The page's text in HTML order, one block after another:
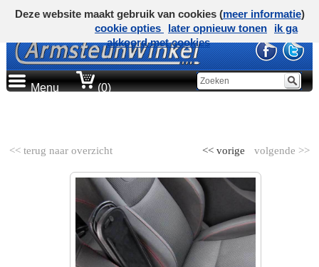
Menu (0)
<< terug naar overzicht volgende >>
<< vorige
Deze website maakt gebruik van cookies (meer informatie)
cookie opties
later opnieuw tonen
ik ga
akkoord met cookies